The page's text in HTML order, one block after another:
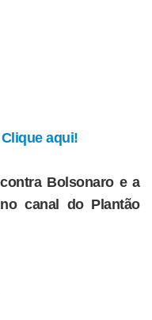
aqui!
Bolsonaro e a
canal do Plantão